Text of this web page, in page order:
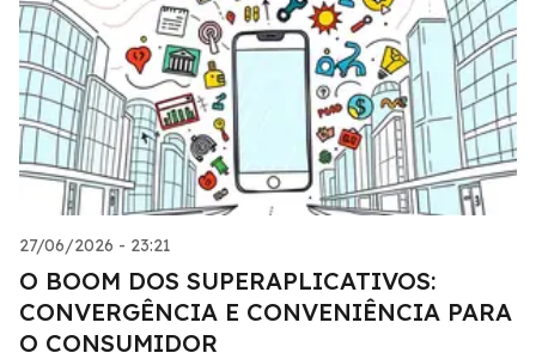
27/06/2026 - 23:21
O BOOM DOS SUPERAPLICATIVOS:
CONVERGÊNCIA E CONVENIÊNCIA PARA
O CONSUMIDOR